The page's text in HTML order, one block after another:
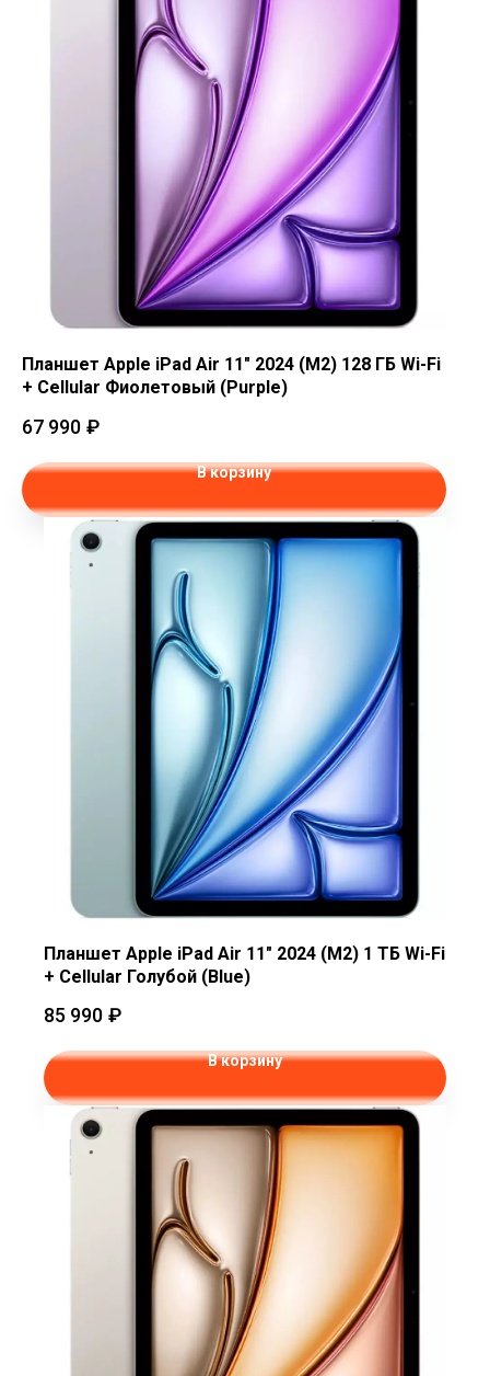
Планшет Apple iPad Air 11" 2024 (M2) 128 ГБ Wi-Fi
+ Cellular Фиолетовый (Purple)
67 990 ₽
В корзину
Планшет Apple iPad Air 11" 2024 (M2) 1 ТБ Wi-Fi
+ Cellular Голубой (Blue)
85 990 ₽
В корзину